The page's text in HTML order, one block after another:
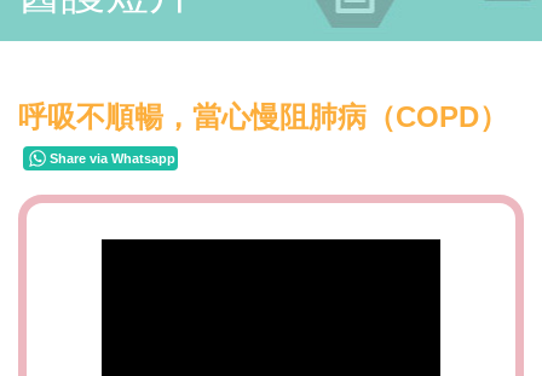
呼吸不順暢，當心慢阻肺病（COPD）
Share via Whatsapp